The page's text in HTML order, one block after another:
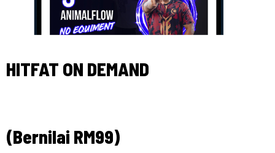
HITFAT ON DEMAND
(Bernilai RM99)